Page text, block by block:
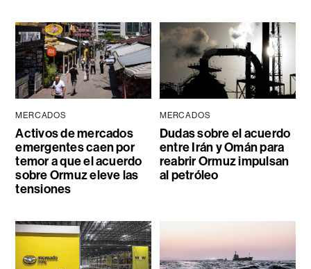
MERCADOS
Activos de mercados
emergentes caen por
temor a que el acuerdo
sobre Ormuz eleve las
tensiones
MERCADOS
Dudas sobre el acuerdo
entre Irán y Omán para
reabrir Ormuz impulsan
al petróleo